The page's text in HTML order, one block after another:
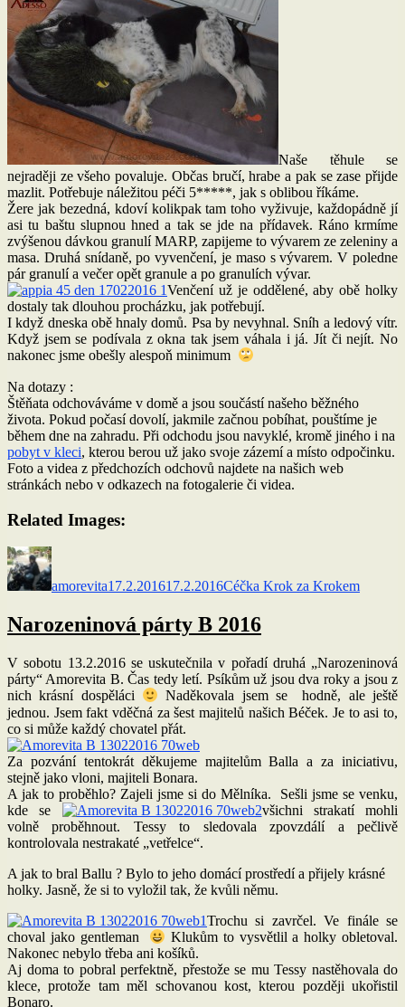
Naše těhule se
nejraději ze všeho povaluje. Občas bručí, hrabe a pak se zase přijde
mazlit. Potřebuje náležitou péči 5*****, jak s oblibou říkáme.
Žere jak bezedná, kdoví kolikpak tam toho vyživuje, každopádně jí
asi tu baštu slupnou hned a tak se jde na přídavek. Ráno krmíme
zvýšenou dávkou granulí MARP, zapijeme to vývarem ze zeleniny a
masa. Druhá snídaně, po vyvenčení, je maso s vývarem. V poledne
pár granulí a večer opět granule a po granulích vývar.
Venčení už je oddělené, aby obě holky
dostaly tak dlouhou procházku, jak potřebují.
I když dneska obě hnaly domů. Psa by nevyhnal. Sníh a ledový vítr.
Když jsem se podívala z okna tak jsem váhala i já. Jít či nejít. No
nakonec jsme obešly alespoň minimum
Na dotazy :
Štěňata odchováváme v domě a jsou součástí našeho běžného
života. Pokud počasí dovolí, jakmile začnou pobíhat, pouštíme je
během dne na zahradu. Při odchodu jsou navyklé, kromě jiného i na
pobyt v kleci, kterou berou už jako svoje zázemí a místo odpočinku.
Foto a videa z předchozích odchovů najdete na našich web
stránkách nebo v odkazech na fotogalerie či videa.
Related Images:
Autor:
amorevita17.2.201617.2.2016Céčka Krok za Krokem
Narozeninová párty B 2016
V sobotu 13.2.2016 se uskutečnila v pořadí druhá „Narozeninová
párty“ Amorevita B. Čas tedy letí. Psíkům už jsou dva roky a jsou z
nich krásní dospěláci
Naděkovala jsem se hodně, ale ještě
jednou. Jsem fakt vděčná za šest majitelů našich Béček. Je to asi to,
co si může každý chovatel přát.
Za pozvání tentokrát děkujeme majitelům Balla a za iniciativu,
stejně jako vloni, majiteli Bonara.
A jak to proběhlo? Zajeli jsme si do Mělníka. Sešli jsme se venku,
kde se
všichni strakatí mohli
volně proběhnout. Tessy to sledovala zpovzdálí a pečlivě
kontrolovala nestrakaté „vetřelce“.
A jak to bral Ballu ? Bylo to jeho domácí prostředí a přijely krásné
holky. Jasně, že si to vyložil tak, že kvůli němu.
Trochu si zavrčel. Ve finále se
choval jako gentleman
Klukům to vysvětlil a holky obletoval.
Nakonec nebylo třeba ani košíků.
Aj doma to pobral perfektně, přestože se mu Tessy nastěhovala do
klece, protože tam měl schovanou kost, kterou později ukořistil
Bonaro.